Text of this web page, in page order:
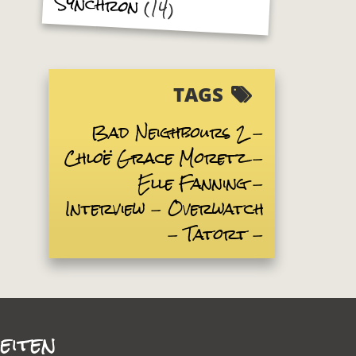
(14)
TAGS
Bad Neighbours 2
Chloë Grace Moretz
Elle Fanning
Interview Overwatch
Tatort